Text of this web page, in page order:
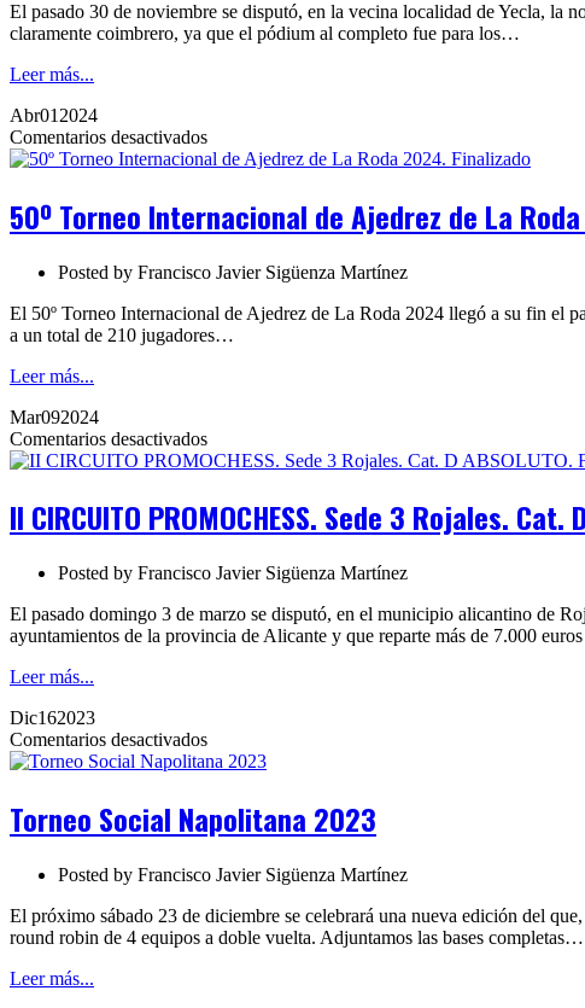
Yecla
2025
El pasado 30 de noviembre se disputó, en la vecina localidad de Yecla, la
claramente coimbrero, ya que el pódium al completo fue para los…
Leer más...
Abr01 2024
Comentarios desactivadosen
50º
de
de
Roda
2024.
50º Torneo Internacional de Ajedrez de La
Posted by Francisco Javier Sigüenza Martínez
El 50º Torneo Internacional de Ajedrez de La Roda 2024 llegó a su fin el
a un total de 210 jugadores…
Leer más...
Mar092024
Comentarios desactivadosen
II
PROMOCHESS.
Sede
Rojales.
D
ABSOLUTO.
II CIRCUITO PROMOCHESS. Sede 3 Rojales. Cat.
Posted by Francisco Javier Sigüenza Martínez
El pasado domingo 3 de marzo se disputó, en el municipio alicantino de
ayuntamientos de la provincia de Alicante y que reparte más de 7.000
Leer más...
Dic162023
Comentarios desactivadosen
Torneo
2023
Torneo Social Napolitana 2023
Posted by Francisco Javier Sigüenza Martínez
El próximo sábado 23 de diciembre se celebrará una nueva edición del
round robin de 4 equipos a doble vuelta. Adjuntamos las bases completas…
Leer más...